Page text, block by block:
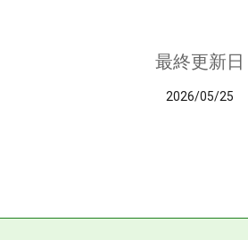
最終更新日
2026/05/25